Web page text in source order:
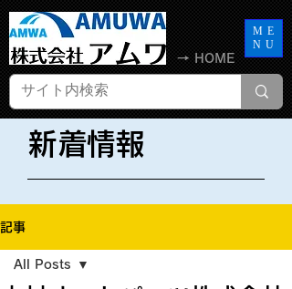
ME
NU
→ HOME
​新着情報
記事
All Posts